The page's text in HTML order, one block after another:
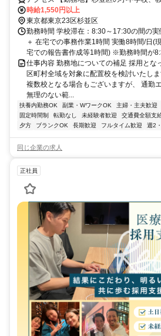
の上、決定 ＜採用となった場合は、この
に配置校を検討いたします。担当いただ
ございますが、通勤エリアや居住地を考
務いただけるよう、最終的にはご相談の
時給1,550円以上
東京都東京23区杉並区
勤務時間 学校滞在：8:30～17:30の間の
＋ 在宅での事務作業1時間 実働8時間/日(
宅での報告書作成等1時間) ※勤務時間が
仕事内容 勤務地についての補足 採用とな
区町村全域を対象に配置校を検討いたし
複数校となる場合もございますが、 通勤
無理のない範...
扶養内勤務OK 副業・WワークOK 主婦・主夫歓迎
固定時間制
転勤なし 未経験者歓迎 交通費全額支
夕方
ブランクOK 長期歓迎 フルタイム歓迎 週2
同じ企業の求人
正社員